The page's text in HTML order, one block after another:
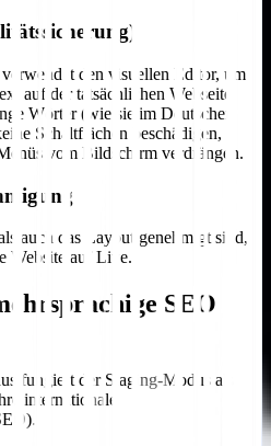
den visuellen Editor, um
auf der tatsächlichen Webseite
Wörter (wie sie im Deutschen
Schaltflächen beschädigen,
vom Bildschirm verdrängen.
auch das Layout genehmigt sind,
Website auf Live.
SEO
fungiert der Staging-Modus als
internationale